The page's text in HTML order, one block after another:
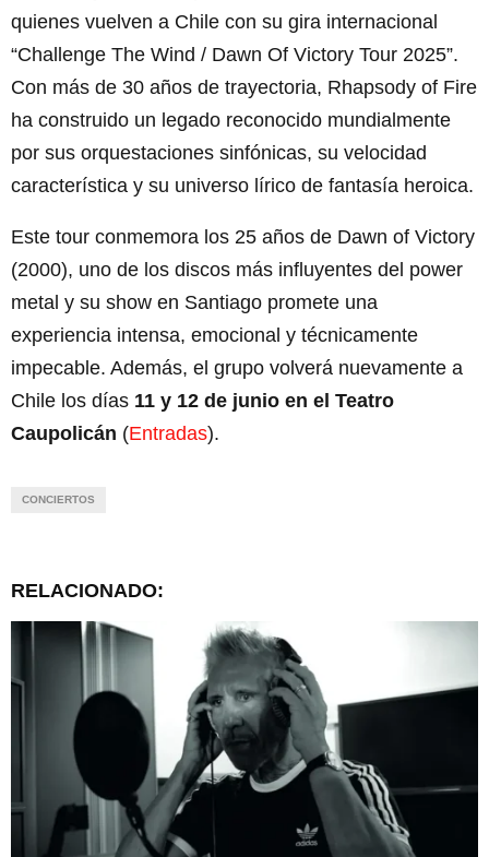
quienes vuelven a Chile con su gira internacional
“Challenge The Wind / Dawn Of Victory Tour 2025”.
Con más de 30 años de trayectoria, Rhapsody of Fire
ha construido un legado reconocido mundialmente
por sus orquestaciones sinfónicas, su velocidad
característica y su universo lírico de fantasía heroica.
Este tour conmemora los 25 años de Dawn of Victory
(2000), uno de los discos más influyentes del power
metal y su show en Santiago promete una
experiencia intensa, emocional y técnicamente
impecable. Además, el grupo volverá nuevamente a
Chile los días 11 y 12 de junio en el Teatro
Caupolicán (Entradas).
CONCIERTOS
RELACIONADO: